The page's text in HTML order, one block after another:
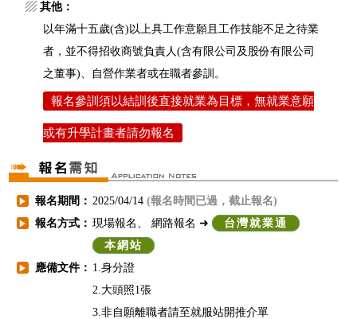
▨ 其他：
以年滿十五歲(含)以上具工作意願且工作技能不足之待業
者，並不得招收商號負責人(含有限公司及股份有限公司
之董事)、自營作業者或在職者參訓。
報名參訓須以結訓後直接就業為目標，無就業意願
或有升學計畫者請勿報名
▶ 報名期間： 2025/04/14 (報名時間已過，截止報名)
▶ 報名方式： 現場報名、 網路報名 ➜
台灣就業通
本網站
▶ 應備文件： 1.身分證
2.大頭照1張
3.非自願離職者請至就服站開推介單